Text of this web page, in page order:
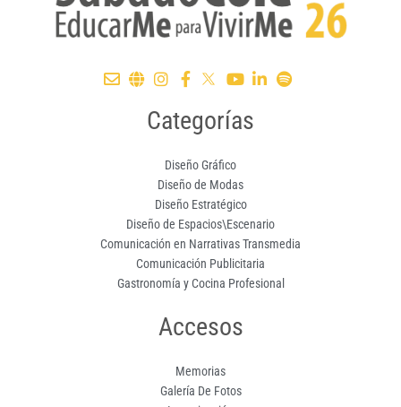
Categorías
Diseño Gráfico
Diseño de Modas
Diseño Estratégico
Diseño de Espacios\Escenario
Comunicación en Narrativas Transmedia
Comunicación Publicitaria
Gastronomía y Cocina Profesional
Accesos
Memorias
Galería De Fotos